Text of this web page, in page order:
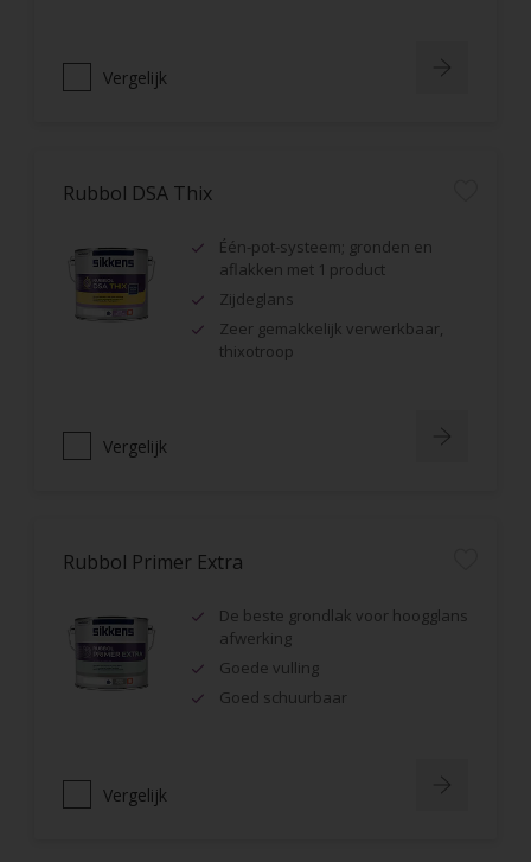
Vergelijk
Rubbol DSA Thix
Één-pot-systeem; gronden en
aflakken met 1 product
Zijdeglans
Zeer gemakkelijk verwerkbaar,
thixotroop
Vergelijk
Rubbol Primer Extra
De beste grondlak voor hoogglans
afwerking
Goede vulling
Goed schuurbaar
Vergelijk